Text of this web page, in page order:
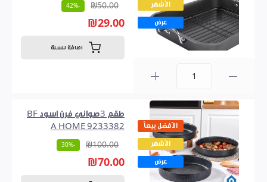
الأشهر
عرض
₪50.00
-42%
₪29.00
اضافة للسلة
الأفضل بيعاً
الأشهر
عرض
طقم 3صواني فرن اسود BF
A HOME 9233382
₪100.00
-30%
₪70.00